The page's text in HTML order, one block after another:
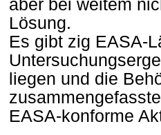
aber bei weitem
Lösung.
Es gibt zig EASA-
liegen und die
EASA-konforme